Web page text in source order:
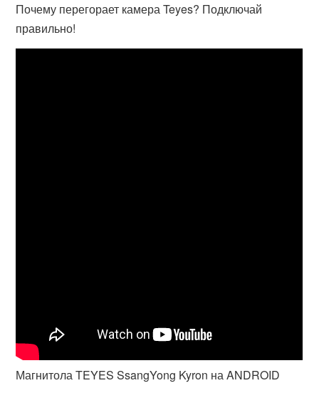
Почему перегорает камера Teyes? Подключай
правильно!
Магнитола TEYES SsangYong Kyron на ANDROID